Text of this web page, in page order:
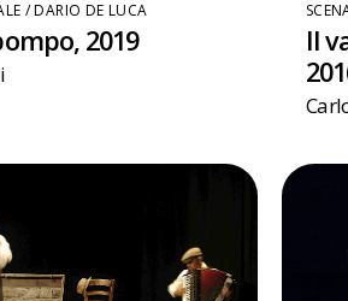
/ DARIO DE LUCA
2019
Il